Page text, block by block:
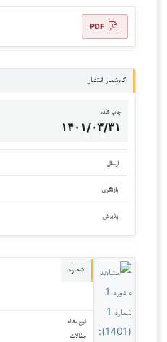
PDF
گاه‌شمار انتشار
چاپ شده
۱۴۰۱/۰۳/۳۱
ارسال
بازنگری
پذیرش
شماره
نوع مقاله
مقالات